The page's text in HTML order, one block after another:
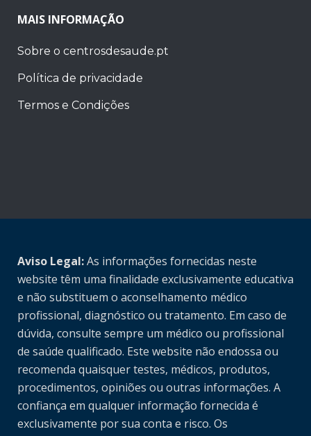
MAIS INFORMAÇÃO
Sobre o centrosdesaude.pt
Política de privacidade
Termos e Condições
Aviso Legal:As informações fornecidas neste
website têm uma finalidade exclusivamente educativa
e não substituem o aconselhamento médico
profissional, diagnóstico ou tratamento. Em caso de
dúvida, consulte sempre um médico ou profissional
de saúde qualificado. Este website não endossa ou
recomenda quaisquer testes, médicos, produtos,
procedimentos, opiniões ou outras informações. A
confiança em qualquer informação fornecida é
exclusivamente por sua conta e risco. Os